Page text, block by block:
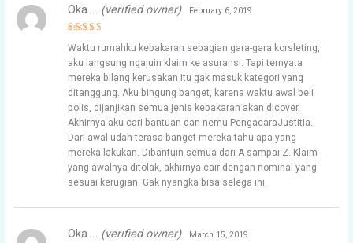
Rated
out of 5
Oka … (verified owner) February 6, 2019
Waktu rumahku kebakaran sebagian gara-gara korsleting,
aku langsung ngajuin klaim ke asuransi. Tapi ternyata
mereka bilang kerusakan itu gak masuk kategori yang
ditanggung. Aku bingung banget, karena waktu awal beli
polis, dijanjikan semua jenis kebakaran akan dicover.
Akhirnya aku cari bantuan dan nemu PengacaraJustitia.
Dari awal udah terasa banget mereka tahu apa yang
mereka lakukan. Dibantuin semua dari A sampai Z. Klaim
yang awalnya ditolak, akhirnya cair dengan nominal yang
sesuai kerugian. Gak nyangka bisa selega ini.
Oka … (verified owner) March 15, 2019